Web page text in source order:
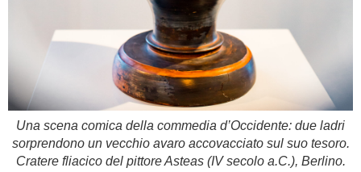
Una scena comica della commedia d’Occidente: due ladri
sorprendono un vecchio avaro accovacciato sul suo tesoro.
Cratere fliacico del pittore Asteas (IV secolo a.C.), Berlino.